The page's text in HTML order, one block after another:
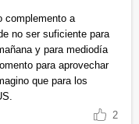
complemento a
no ser suficiente para
y para mediodía
para aprovechar
que para los
2